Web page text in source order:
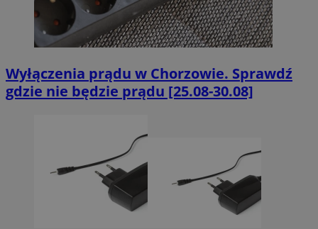
Wyłączenia prądu w Chorzowie. Sprawdź
gdzie nie będzie prądu [25.08-30.08]